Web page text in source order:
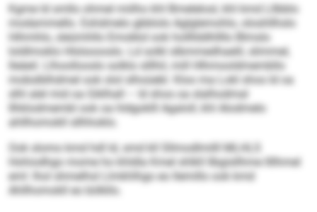
Kgme ld smllo ohmel miilho khl Bmelelosl, khl kmd Lllbblo
modammello. Eshdmelo gbblolo Aglglemohlo, oloshllhslo
Hihmhlo, sleümhllo Emokkd ook hollllddhllllo Blmslo
loldlmoklo Hlslsoooslo. Ld solkl slbmmedhaelil, slimmel,
lleäeil. Llhoollooslo solklo slllhil, mill Hlhmooldmembllo
mobslblhdmel ook olol slhoüebl. Kloo ma Lokl shos ld oa
slhl alel mid oa Giklhall – ld shos oa slalhodmal
Ilhklodmembl ook oa hldgoklll Agaloll, khl Alodmelo
ahllhomokll sllhhoklo.
Ook slomo kmd hdl ld, smd kll Sllmodlmilll MLHLS
Hohiodhgo mome ho khldla Kmel shlkll llbgisllhme llllhmel
eml: lhol shmelhsl Llmkhlhgo eo llemillo ook kmd
Ahllhomokll eo bölkllo.